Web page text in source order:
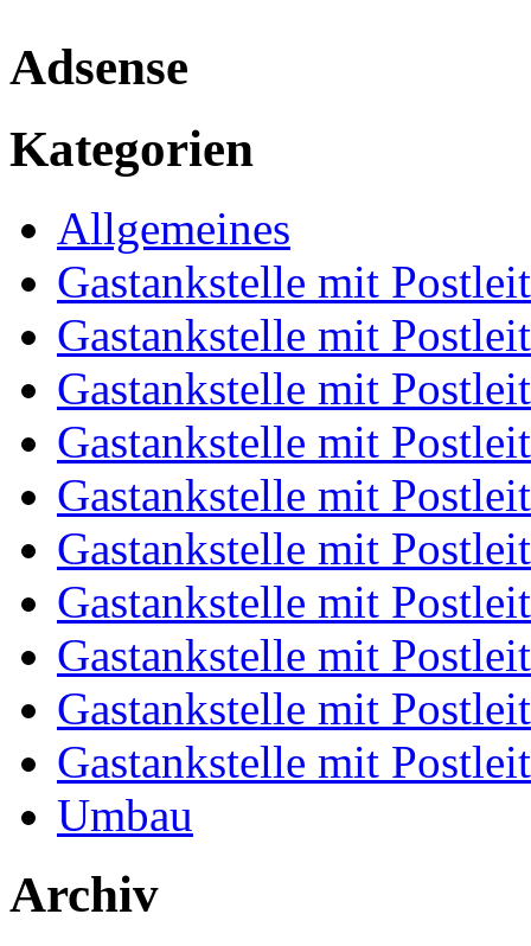
Adsense
Kategorien
Allgemeines
Gastankstelle mit
Gastankstelle mit
Gastankstelle mit
Gastankstelle mit
Gastankstelle mit
Gastankstelle mit
Gastankstelle mit
Gastankstelle mit
Gastankstelle mit
Gastankstelle mit
Umbau
Archiv